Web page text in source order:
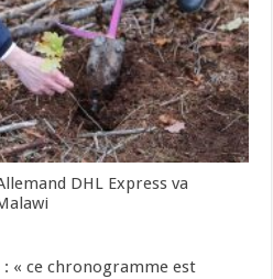
DHL Express va
: « ce chronogramme est